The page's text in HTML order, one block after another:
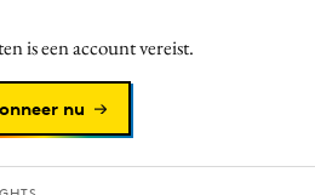
is een account vereist.
nu